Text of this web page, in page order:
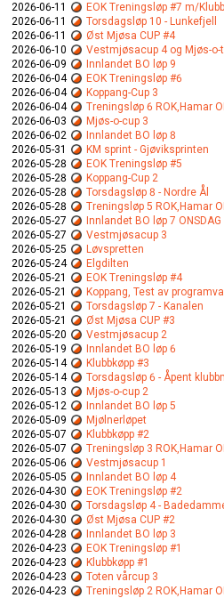
2026-06-11
EOK Treningsløp #7 m/
2026-06-11
Torsdagsløp 10 - Lunkefjell
2026-06-11
Øst Mjøsa CUP #4
2026-06-10
Vestmjøsacup 4 og Mjøs-o-
2026-06-09
Innlandet BO løp 9
2026-06-04
EOK Treningsløp #6
2026-06-04
Koppang-Cup 3
2026-06-04
Treningsløp 6 ROK,Hamar
2026-06-03
Mjøs-o-cup 3
2026-06-02
Innlandet BO løp 8
2026-05-31
KM sprint - Gjøviksprinten
2026-05-28
EOK Treningsløp #5
2026-05-28
Koppang-Cup 2
2026-05-28
Torsdagsløp 8 - Nordre Ål
2026-05-28
Treningsløp 5 ROK,Hamar
2026-05-27
Innlandet BO løp 7 ONSDAG
2026-05-27
Vestmjøsacup 3
2026-05-25
Løvspretten
2026-05-24
Elgdilten
2026-05-21
EOK Treningsløp #4
2026-05-21
Koppang, Test av
2026-05-21
Torsdagsløp 7 - Kanalen
2026-05-21
Øst Mjøsa CUP #3
2026-05-20
Vestmjøsacup 2
2026-05-19
Innlandet BO løp 6
2026-05-14
Klubbkøpp #3
2026-05-14
Torsdagsløp 6 - Åpent
2026-05-13
Mjøs-o-cup 2
2026-05-12
Innlandet BO løp 5
2026-05-09
Mjølnerløpet
2026-05-07
Klubbkøpp #2
2026-05-07
Treningsløp 3 ROK,Hamar
2026-05-06
Vestmjøsacup 1
2026-05-05
Innlandet BO løp 4
2026-04-30
EOK Treningsløp #2
2026-04-30
Torsdagsløp 4 -
2026-04-30
Øst Mjøsa CUP #2
2026-04-28
Innlandet BO løp 3
2026-04-23
EOK Treningsløp #1
2026-04-23
Klubbkøpp #1
2026-04-23
Toten vårcup 3
2026-04-23
Treningsløp 2 ROK,Hamar